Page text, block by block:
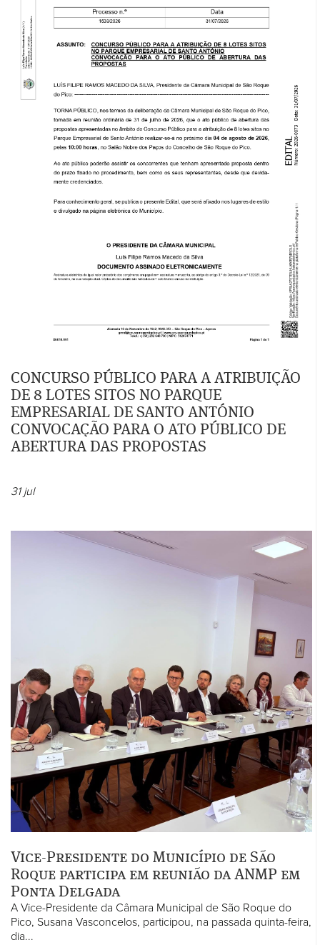
CONCURSO PÚBLICO PARA A ATRIBUIÇÃO
DE 8 LOTES SITOS NO PARQUE
EMPRESARIAL DE SANTO ANTÓNIO
CONVOCAÇÃO PARA O ATO PÚBLICO DE
ABERTURA DAS PROPOSTAS
31 jul
Vice-Presidente do Município de São
Roque participa em reunião da ANMP em
Ponta Delgada
A Vice-Presidente da Câmara Municipal de São Roque do
Pico, Susana Vasconcelos, participou, na passada quinta-feira,
dia...